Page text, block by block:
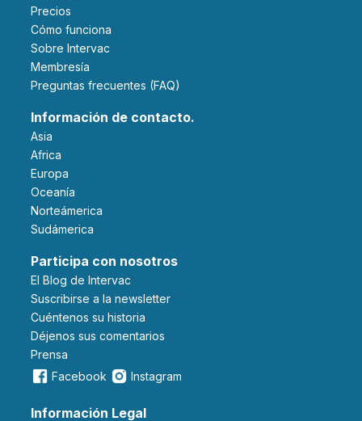
Precios
Cómo funciona
Sobre Intervac
Membresía
Preguntas frecuentes (FAQ)
Información de contacto.
Asia
Africa
Europa
Oceanía
Norteámerica
Sudámerica
Participa con nosotros
El Blog de Intervac
Suscribirse a la newsletter
Cuéntenos su historia
Déjenos sus comentarios
Prensa
Facebook
Instagram
Información Legal